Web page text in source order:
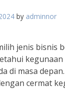
by adminnor
jenis bisnis
di masa
cermat